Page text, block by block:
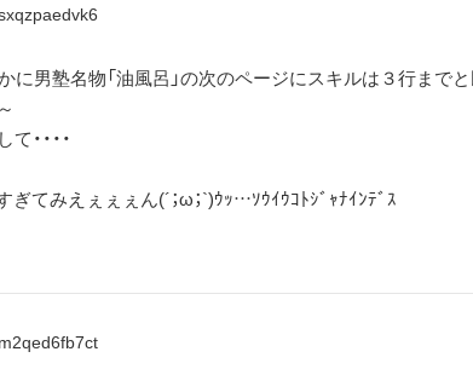
しかに男塾名物「油風呂」の次のページにスキルは３行まで
・・・
ぎてみえぇぇぇん(´；ω；`)ｳｯ…ｿｳｲｳｺﾄｼﾞｬﾅｲﾝﾃﾞｽ